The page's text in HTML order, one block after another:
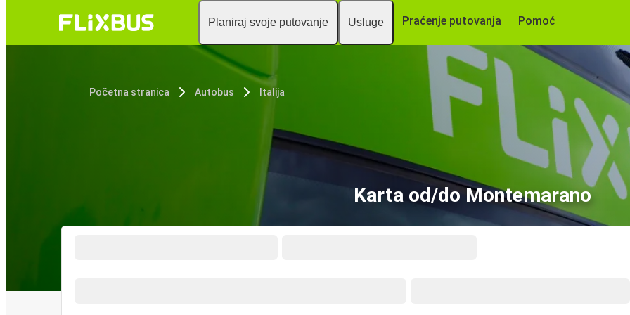
Planiraj svoje putovanje Usluge Praćenje putovanja Pomoć
Početna stranica Autobus Italija
Karta od/do Montemarano